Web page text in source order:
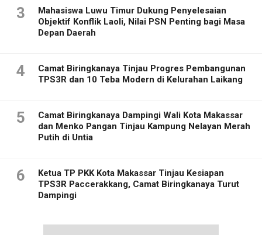
3
Mahasiswa Luwu Timur Dukung Penyelesaian
Objektif Konflik Laoli, Nilai PSN Penting bagi Masa
Depan Daerah
4
Camat Biringkanaya Tinjau Progres Pembangunan
TPS3R dan 10 Teba Modern di Kelurahan Laikang
5
Camat Biringkanaya Dampingi Wali Kota Makassar
dan Menko Pangan Tinjau Kampung Nelayan Merah
Putih di Untia
6
Ketua TP PKK Kota Makassar Tinjau Kesiapan
TPS3R Paccerakkang, Camat Biringkanaya Turut
Dampingi